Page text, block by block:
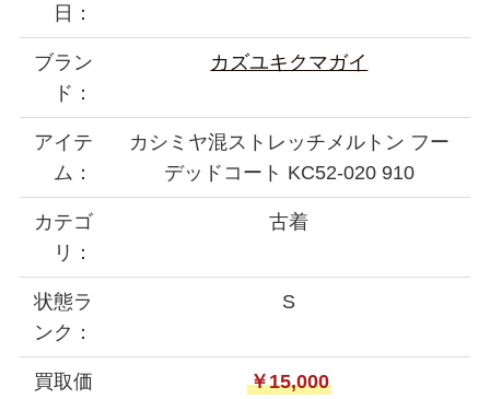
日：
ブラン
ド：
カズユキクマガイ
アイテ
ム：
カシミヤ混ストレッチメルトン フー
デッドコート KC52-020 910
カテゴ
リ：
古着
状態ラ
ンク：
S
買取価
￥15,000